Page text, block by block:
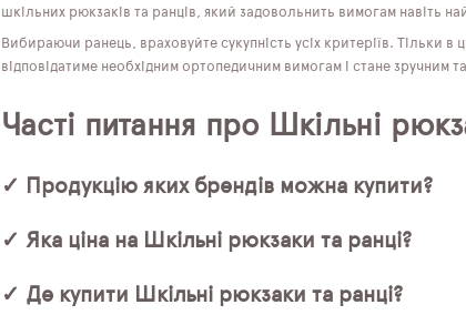
шкільних рюкзаків та ранців, який задовольнить вимогам навіть
Вибираючи ранець, враховуйте сукупність усіх критеріїв. Тільки
відповідатиме необхідним ортопедичним вимогам і стане зручним
Часті питання про Шкільні
✓ Продукцію яких брендів можна купити?
✓ Яка ціна на Шкільні рюкзаки та ранці?
✓ Де купити Шкільні рюкзаки та ранці?